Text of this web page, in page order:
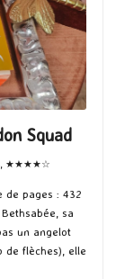
Squad
, ★★★★☆
de pages : 432
sa
un angelot
de flèches), elle